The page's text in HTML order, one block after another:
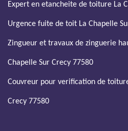
Expert en etancheite de toiture La
Urgence fuite de toit La Chapelle
Zingueur et travaux de zinguerie
Chapelle Sur Crecy 77580
Couvreur pour verification de
Crecy 77580